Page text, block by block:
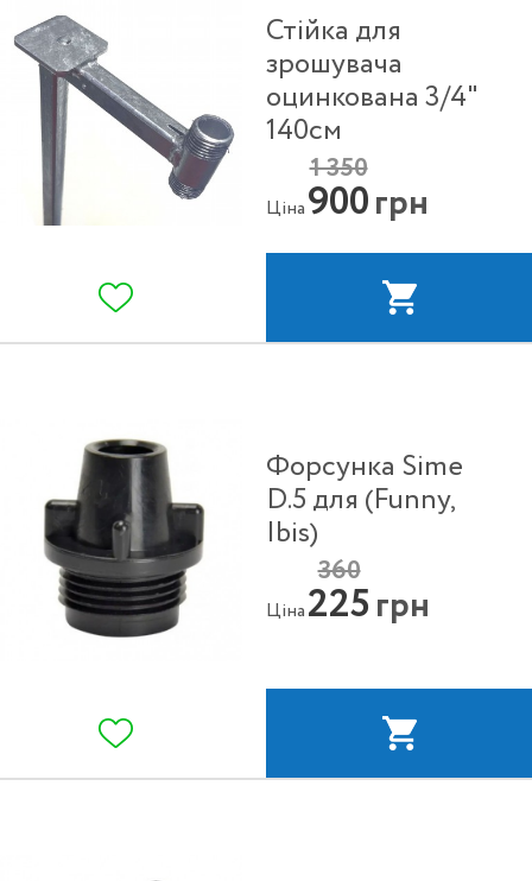
Стійка для
зрошувача
оцинкована 3/4"
140см
Ціна
1 350
900грн
Форсунка Sime
D.5 для (Funny,
Ibis)
Ціна
360
225грн